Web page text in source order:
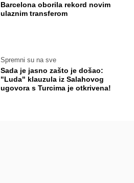
Barcelona oborila rekord novim
ulaznim transferom
Spremni su na sve
Sada je jasno zašto je došao:
"Luda" klauzula iz Salahovog
ugovora s Turcima je otkrivena!